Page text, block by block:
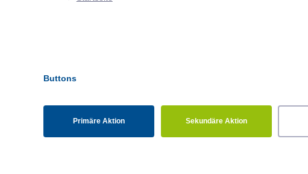
Buttons
Primäre Aktion Sekundäre Aktion